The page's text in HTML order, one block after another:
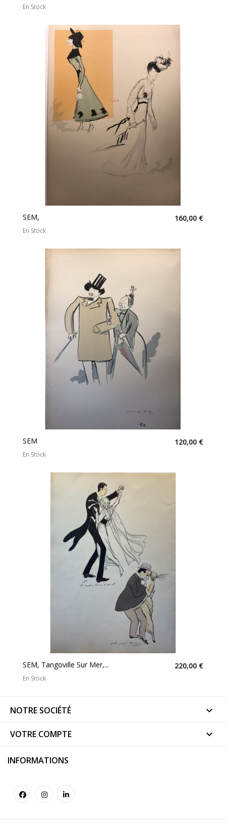
En Stock
SEM, 160,00 €
En Stock
SEM 120,00 €
En Stock
SEM, Tangoville Sur Mer,... 220,00 €
En Stock
NOTRE SOCIÉTÉ 
VOTRE COMPTE 
INFORMATIONS